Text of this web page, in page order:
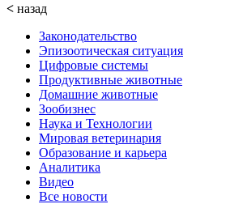
< назад
Законодательство
Эпизоотическая ситуация
Цифровые системы
Продуктивные животные
Домашние животные
Зообизнес
Наука и Технологии
Мировая ветеринария
Образование и карьера
Аналитика
Видео
Все новости